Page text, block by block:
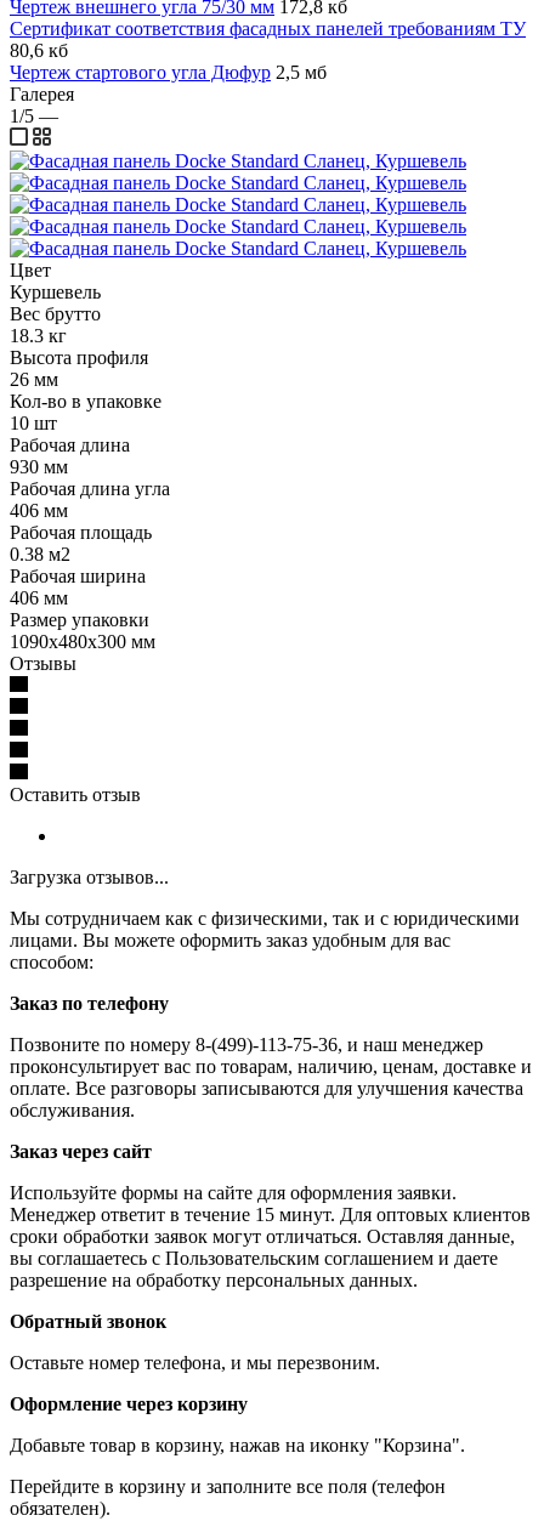
Чертеж внешнего угла 75/30 мм 172,8 кб
Сертификат соответствия фасадных панелей требованиям ТУ
80,6 кб
Чертеж стартового угла Дюфур 2,5 мб
Галерея
1/5 —
Цвет
Куршевель
Вес брутто
18.3 кг
Высота профиля
26 мм
Кол-во в упаковке
10 шт
Рабочая длина
930 мм
Рабочая длина угла
406 мм
Рабочая площадь
0.38 м2
Рабочая ширина
406 мм
Размер упаковки
1090х480х300 мм
Отзывы
Оставить отзыв
Загрузка отзывов...
Мы сотрудничаем как с физическими, так и с юридическими
лицами. Вы можете оформить заказ удобным для вас
способом:
Заказ по телефону
Позвоните по номеру 8-(499)-113-75-36, и наш менеджер
проконсультирует вас по товарам, наличию, ценам, доставке и
оплате. Все разговоры записываются для улучшения качества
обслуживания.
Заказ через сайт
Используйте формы на сайте для оформления заявки.
Менеджер ответит в течение 15 минут. Для оптовых клиентов
сроки обработки заявок могут отличаться. Оставляя данные,
вы соглашаетесь с Пользовательским соглашением и даете
разрешение на обработку персональных данных.
Обратный звонок
Оставьте номер телефона, и мы перезвоним.
Оформление через корзину
Добавьте товар в корзину, нажав на иконку "Корзина".
Перейдите в корзину и заполните все поля (телефон
обязателен).